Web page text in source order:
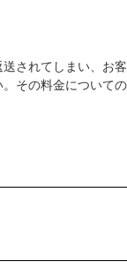
されてしまい、お客
その料金についての